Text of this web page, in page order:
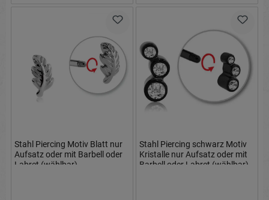
Stahl Piercing Motiv Blatt nur
Aufsatz oder mit Barbell oder
Labret (wählbar)
Stahl Piercing schwarz Motiv
Kristalle nur Aufsatz oder mit
Barbell oder Labret (wählbar)